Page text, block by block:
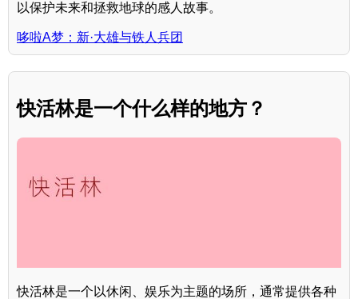
以保护未来和拯救地球的感人故事。
哆啦A梦：新·大雄与铁人兵团
快活林是一个什么样的地方？
快活林是一个以休闲、娱乐为主题的场所，通常提供各种